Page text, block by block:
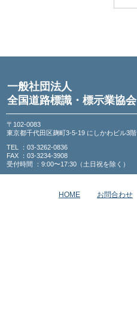
一般社団法人
全国道路標識・標示業協会
〒102-0083
東京都千代田区麹町3-5-19 にしかわビル3階
TEL ：03-3262-0836
FAX ：03-3234-3908
受付時間 ：9:00〜17:30（土日祝を除く）
HOME お問合わせ